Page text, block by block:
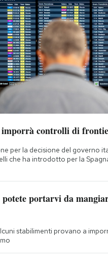
imporrà controlli di
per la decisione del governo
che ha introdotto per la
portarvi da
stabilimenti provano a